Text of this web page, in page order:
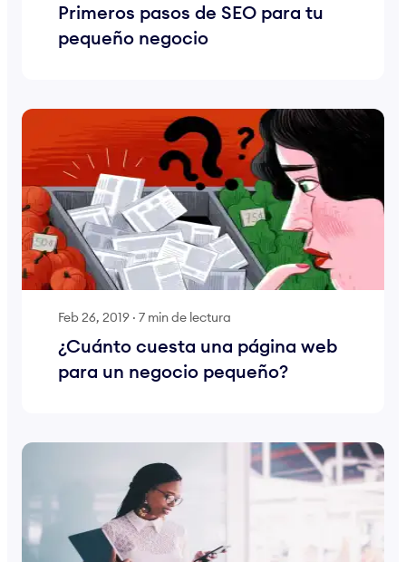
Primeros pasos de SEO para tu
pequeño negocio
Feb 26, 2019 · 7 min de lectura
¿Cuánto cuesta una página web
para un negocio pequeño?